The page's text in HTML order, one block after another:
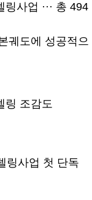
사업 ··· 총 494
궤도에 성공적으
링 조감도
링사업 첫 단독